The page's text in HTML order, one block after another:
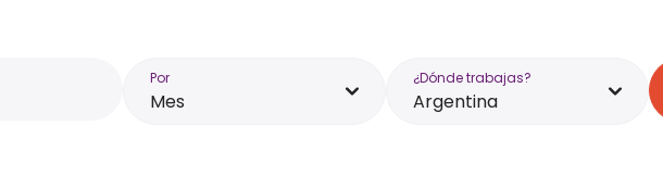
Por
Mes
¿Dónde trabajas?
Argentina